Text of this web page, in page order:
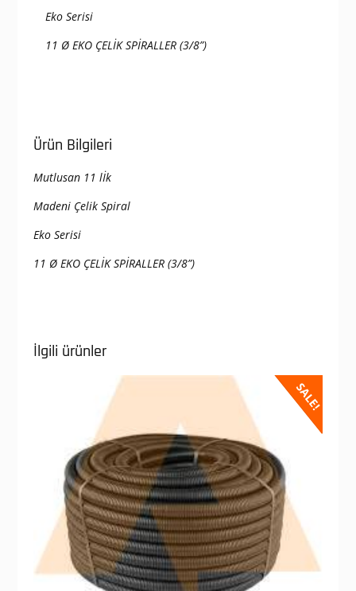
Eko Serisi
11 Ø EKO ÇELİK SPİRALLER (3/8”)
Ürün Bilgileri
Mutlusan 11 lİk
Madeni Çelik Spiral
Eko Serisi
11 Ø EKO ÇELİK SPİRALLER (3/8”)
İlgili ürünler
SALE!